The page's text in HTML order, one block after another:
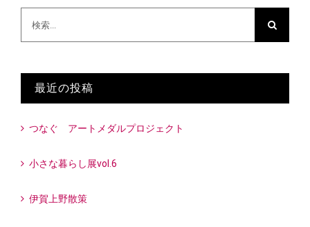
最近の投稿
つなぐ アートメダルプロジェクト
小さな暮らし展vol.6
伊賀上野散策